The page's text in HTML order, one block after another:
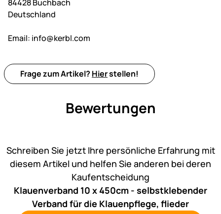
84428 Buchbach
Deutschland
Email: info@kerbl.com
Frage zum Artikel? Hierstellen!
Bewertungen
Schreiben Sie jetzt Ihre persönliche Erfahrung mit
diesem Artikel und helfen Sie anderen bei deren
Kaufentscheidung
Klauenverband 10 x 450cm - selbstklebender
Verband für die Klauenpflege, flieder